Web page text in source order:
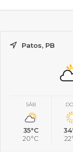
Patos, PB
SÁB
35°C
20°C